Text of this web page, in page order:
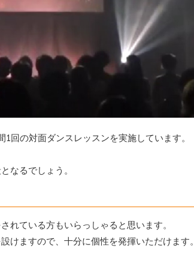
回の対面ダンスレッスンを実施しています。
なるでしょう。
れている方もいらっしゃると思います。
けますので、十分に個性を発揮いただけます。